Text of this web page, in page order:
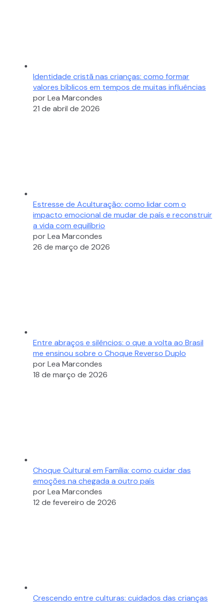
Identidade cristã nas crianças: como formar
valores bíblicos em tempos de muitas influências
por Lea Marcondes
21 de abril de 2026
Estresse de Aculturação: como lidar com o
impacto emocional de mudar de país e reconstruir
a vida com equilíbrio
por Lea Marcondes
26 de março de 2026
Entre abraços e silêncios: o que a volta ao Brasil
me ensinou sobre o Choque Reverso Duplo
por Lea Marcondes
18 de março de 2026
Choque Cultural em Família: como cuidar das
emoções na chegada a outro país
por Lea Marcondes
12 de fevereiro de 2026
Crescendo entre culturas: cuidados das crianças